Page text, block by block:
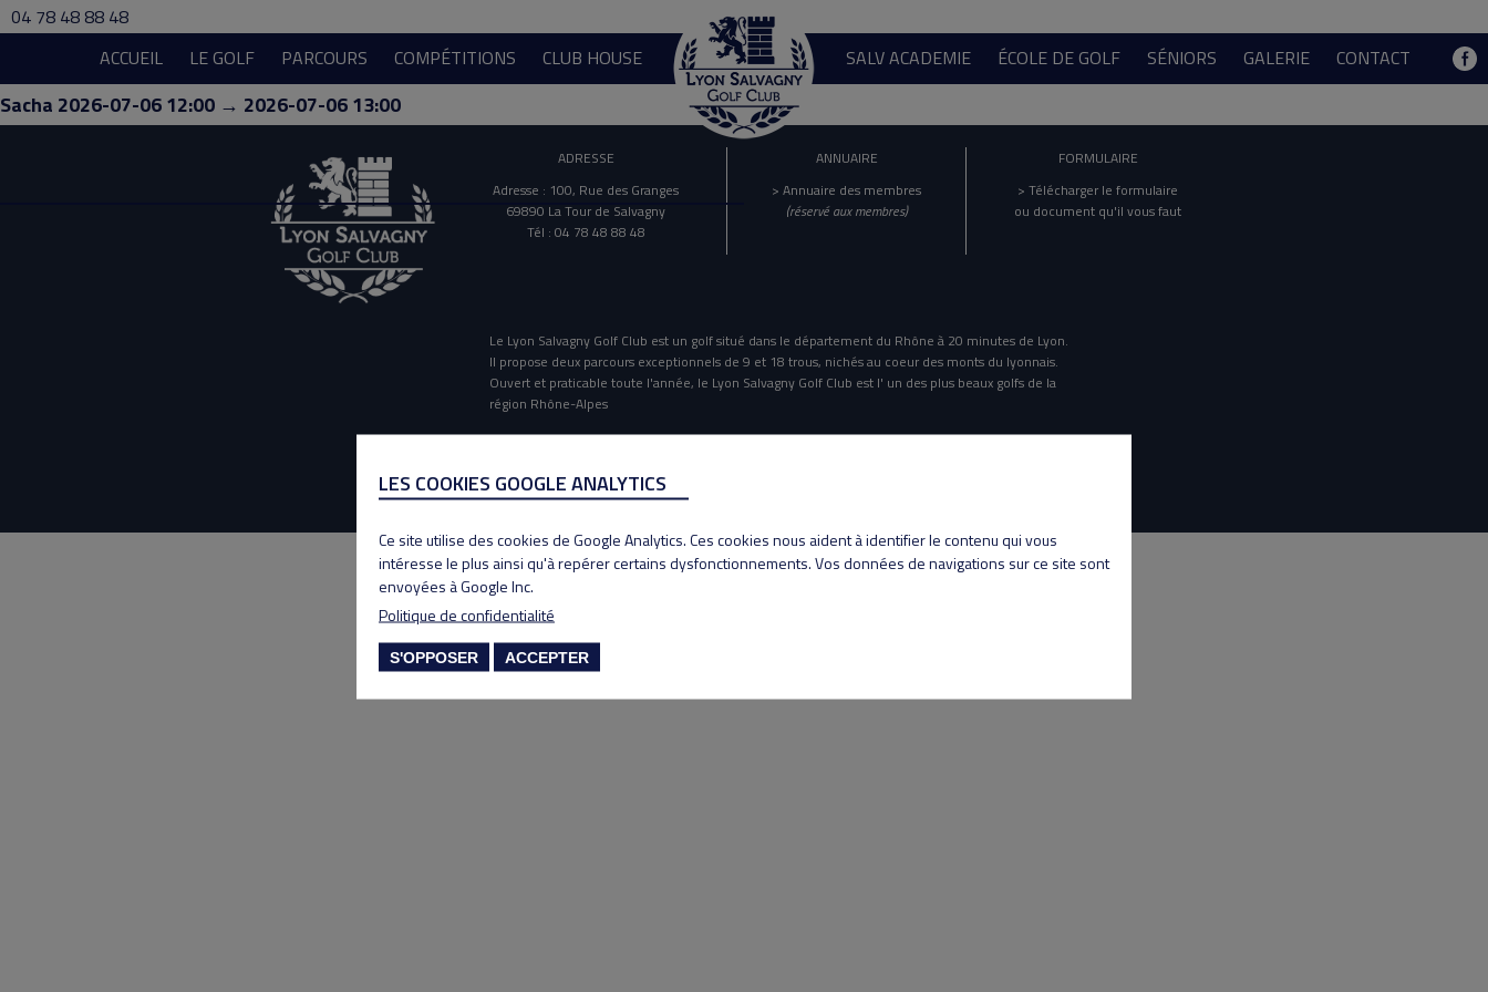
04 78 48 88 48
ACCUEIL
LE GOLF PARCOURS COMPÉTITIONS CLUB HOUSE SALV ACADEMIE ÉCOLE DE GOLF SÉNIORS GALERIE CONTACT
Sacha 2026-07-06 12:00 → 2026-07-06 13:00
ADRESSE
Adresse : 100, Rue des Granges
69890 La Tour de Salvagny
Tél : 04 78 48 88 48
ANNUAIRE
> Annuaire des membres
(réservé aux membres)
FORMULAIRE
> Télécharger le formulaire
ou document qu'il vous faut
Le Lyon Salvagny Golf Club est un golf situé dans le département du Rhône à 20 minutes de Lyon.
Il propose deux parcours exceptionnels de 9 et 18 trous, nichés au coeur des monts du lyonnais.
Ouvert et praticable toute l'année, le Lyon Salvagny Golf Club est l' un des plus beaux golfs de la
région Rhône-Alpes
Copyright 2020 Lyon Salvagny golf club
LES COOKIES GOOGLE ANALYTICS
Ce site utilise des cookies de Google Analytics. Ces cookies nous aident à identifier le contenu qui vous
intéresse le plus ainsi qu'à repérer certains dysfonctionnements. Vos données de navigations sur ce site sont
envoyées à Google Inc.
Politique de confidentialité
S'OPPOSER ACCEPTER